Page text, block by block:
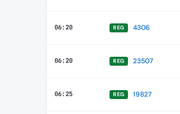
06:20 REG 4306
06:20 REG 23507
06:25 REG 19827